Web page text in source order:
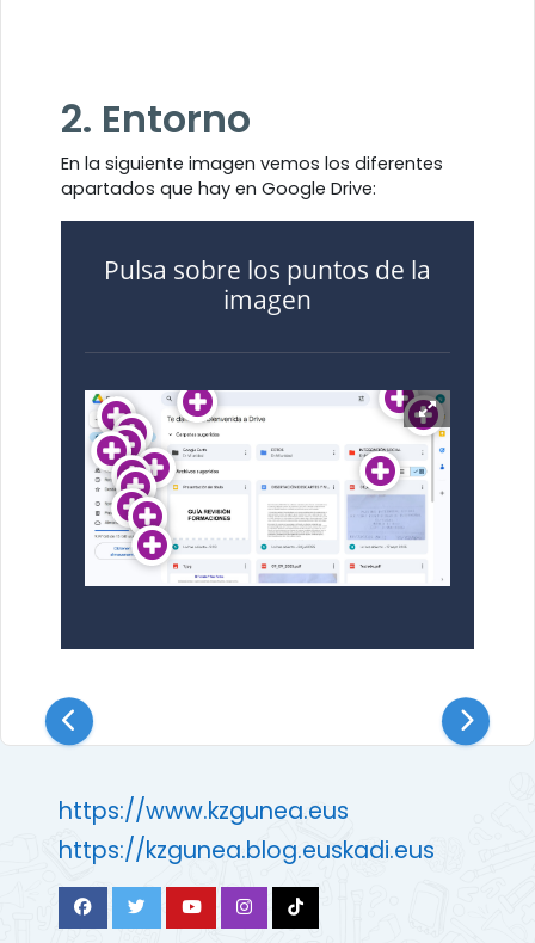
2. Entorno
En la siguiente imagen vemos los diferentes
apartados que hay en Google Drive:
Pulsa sobre los puntos de la
imagen
https://www.kzgunea.eus
https://kzgunea.blog.euskadi.eus